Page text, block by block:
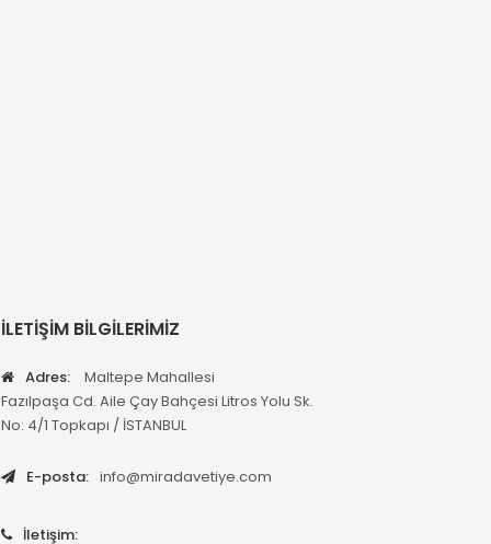
İLETİŞİM BİLGİLERİMİZ
Adres:
Maltepe Mahallesi
Fazılpaşa Cd. Aile Çay Bahçesi Litros Yolu Sk.
No: 4/1 Topkapı / İSTANBUL
E-posta: info@miradavetiye.com
İletişim: